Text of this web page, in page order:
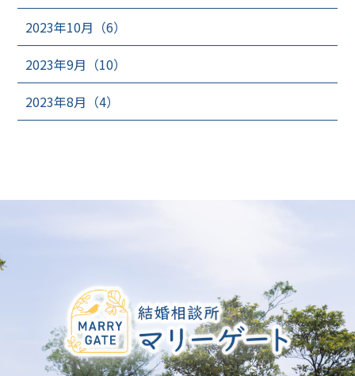
2023年10月（6）
2023年9月（10）
2023年8月（4）